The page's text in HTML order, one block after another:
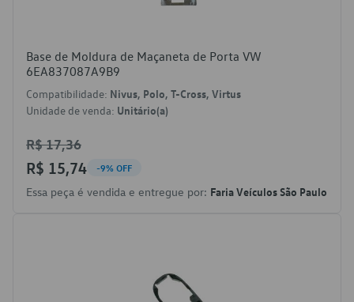
Base de Moldura de Maçaneta de Porta VW
6EA837087A9B9
Compatibilidade: Nivus, Polo, T-Cross, Virtus
Unidade de venda: Unitário(a)
R$ 17,36
R$ 15,74 -9% OFF
Essa peça é vendida e entregue por: Faria Veículos São Paulo